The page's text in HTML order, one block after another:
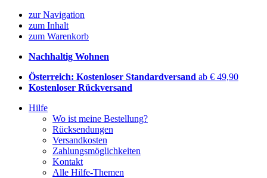
zur Navigation
zum Inhalt
zum Warenkorb
Nachhaltig Wohnen
Österreich: Kostenloser Standardversand ab € 49,90
Kostenloser Rückversand
Hilfe
Wo ist meine Bestellung?
Rücksendungen
Versandkosten
Zahlungsmöglichkeiten
Kontakt
Alle Hilfe-Themen